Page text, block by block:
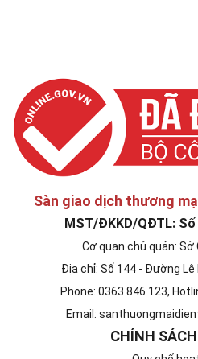
Sàn giao dịch thương
MST/ĐKKD/QĐTL:
Cơ quan chủ quản:
Địa chỉ: Số 144 - Đường Lê
Phone: 0363 846 123,
Email:
CHÍNH